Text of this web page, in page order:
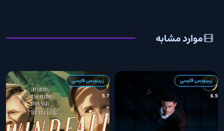
موارد مشابه
6.5
زیرنویس فارسی
5.7
زیرنویس فارسی